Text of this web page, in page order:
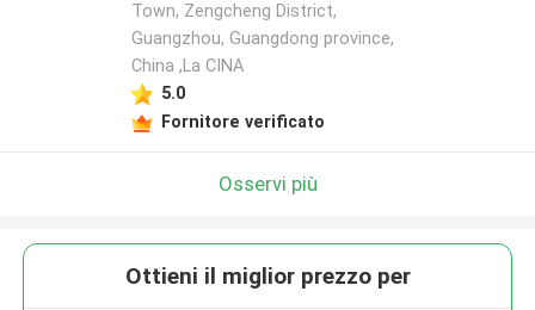
Town, Zengcheng District,
Guangzhou, Guangdong province,
China ,La CINA
5.0
Fornitore verificato
Osservi più
Ottieni il miglior prezzo per